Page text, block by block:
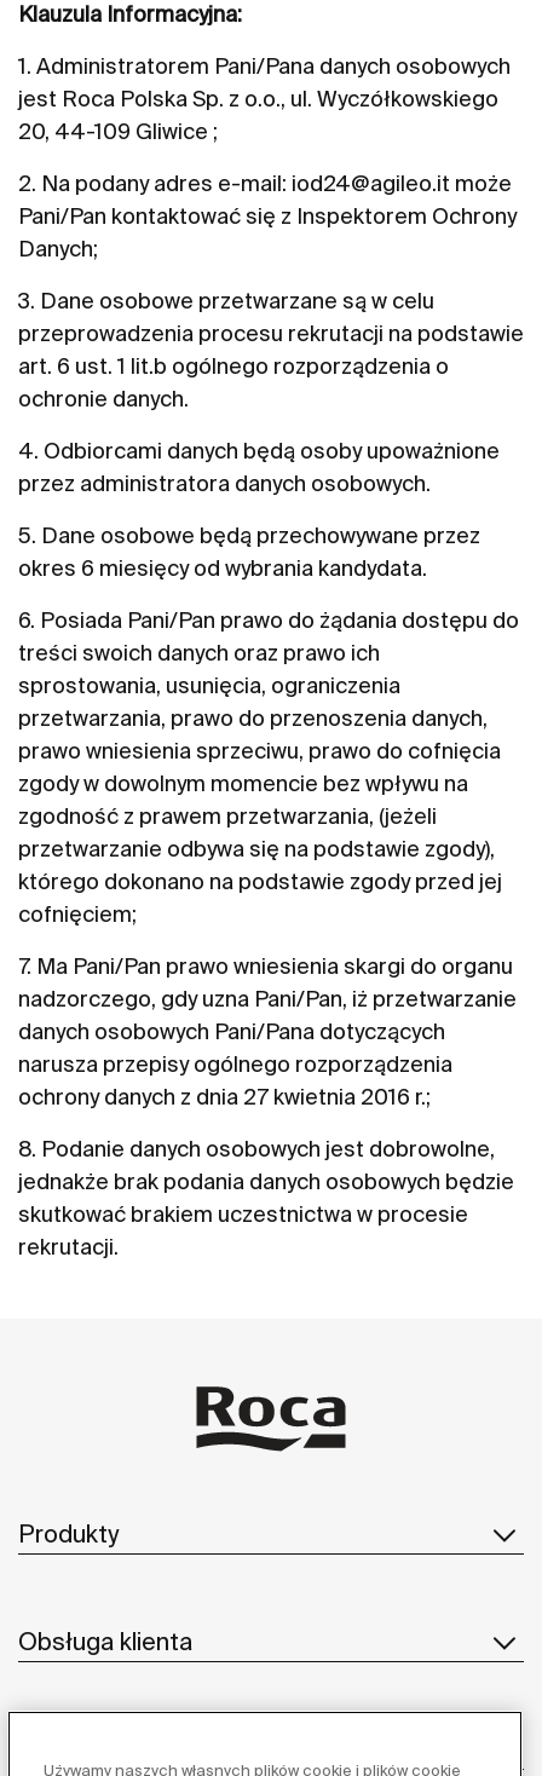
Klauzula Informacyjna:
1. Administratorem Pani/Pana danych osobowych
jest Roca Polska Sp. z o.o., ul. Wyczółkowskiego
20, 44-109 Gliwice ;
2. Na podany adres e-mail: iod24@agileo.it może
Pani/Pan kontaktować się z Inspektorem Ochrony
Danych;
3. Dane osobowe przetwarzane są w celu
przeprowadzenia procesu rekrutacji na podstawie
art. 6 ust. 1 lit.b ogólnego rozporządzenia o
ochronie danych.
4. Odbiorcami danych będą osoby upoważnione
przez administratora danych osobowych.
5. Dane osobowe będą przechowywane przez
okres 6 miesięcy od wybrania kandydata.
6. Posiada Pani/Pan prawo do żądania dostępu do
treści swoich danych oraz prawo ich
sprostowania, usunięcia, ograniczenia
przetwarzania, prawo do przenoszenia danych,
prawo wniesienia sprzeciwu, prawo do cofnięcia
zgody w dowolnym momencie bez wpływu na
zgodność z prawem przetwarzania, (jeżeli
przetwarzanie odbywa się na podstawie zgody),
którego dokonano na podstawie zgody przed jej
cofnięciem;
7. Ma Pani/Pan prawo wniesienia skargi do organu
nadzorczego, gdy uzna Pani/Pan, iż przetwarzanie
danych osobowych Pani/Pana dotyczących
narusza przepisy ogólnego rozporządzenia
ochrony danych z dnia 27 kwietnia 2016 r.;
8. Podanie danych osobowych jest dobrowolne,
jednakże brak podania danych osobowych będzie
skutkować brakiem uczestnictwa w procesie
rekrutacji.
Produkty
Obsługa klienta
Używamy naszych własnych plików cookie i plików cookie